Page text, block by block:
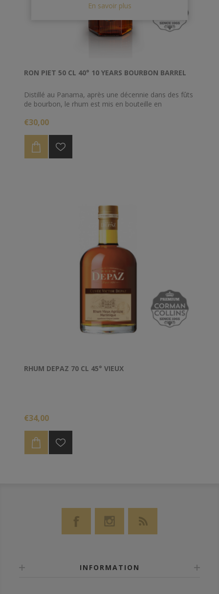
RON PIET 50 CL 40° 10 YEARS BOURBON BARREL
Distillé au Panama, après une décennie dans des fûts
de bourbon, le rhum est mis en bouteille en
€30,00
RHUM DEPAZ 70 CL 45° VIEUX
€34,00
INFORMATION
En savoir plus